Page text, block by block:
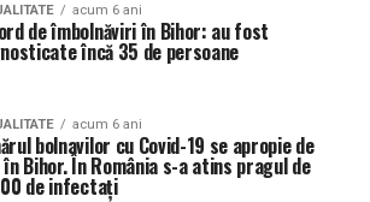
acum 6 ani
de îmbolnăviri în Bihor: au fost
încă 35 de persoane
acum 6 ani
bolnavilor cu Covid-19 se apropie de
Bihor. În România s-a atins pragul de
de infectați